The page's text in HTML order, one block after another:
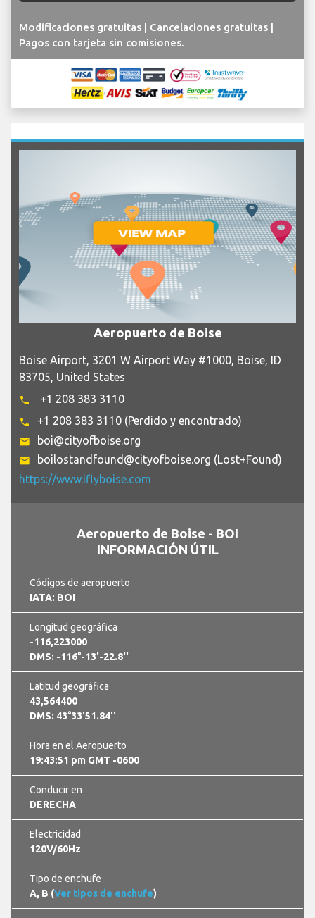
Modificaciones gratuitas | Cancelaciones gratuitas |
Pagos con tarjeta sin comisiones.
Aeropuerto de Boise
Boise Airport, 3201 W Airport Way #1000, Boise, ID
83705, United States
phone +1 208 383 3110
phone +1 208 383 3110 (Perdido y encontrado)
email boi@cityofboise.org
email
boilostandfound@cityofboise.org (Lost+Found)
https://www.iflyboise.com
Aeropuerto de Boise - BOI
INFORMACIÓN ÚTIL
Códigos de aeropuerto
IATA: BOI
Longitud geográfica
-116,223000
DMS: -116°-13'-22.8''
Latitud geográfica
43,564400
DMS: 43°33'51.84''
Hora en el Aeropuerto
19:43:51 pm GMT -0600
Conducir en
DERECHA
Electricidad
120V/60Hz
Tipo de enchufe
A, B (Ver tipos de enchufe)